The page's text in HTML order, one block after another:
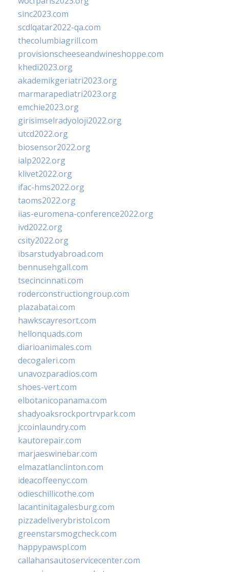
sinc2023.com
scdlqatar2022-qa.com
thecolumbiagrill.com
provisionscheeseandwineshoppe.com
khedi2023.org
akademikgeriatri2023.org
marmarapediatri2023.org
emchie2023.org
girisimselradyoloji2022.org
utcd2022.org
biosensor2022.org
ialp2022.org
klivet2022.org
ifac-hms2022.org
taoms2022.org
iias-euromena-conference2022.org
ivd2022.org
csity2022.org
ibsarstudyabroad.com
bennusehgall.com
tsecincinnati.com
roderconstructiongroup.com
plazabatai.com
hawkscayresort.com
hellonquads.com
diarioanimales.com
decogaleri.com
unavozparadios.com
shoes-vert.com
elbotanicopanama.com
shadyoaksrockportrvpark.com
jccoinlaundry.com
kautorepair.com
marjaeswinebar.com
elmazatlanclinton.com
ideacoffeenyc.com
odieschillicothe.com
lacantinitagalesburg.com
pizzadeliverybristol.com
greenstarsmogcheck.com
happypawspl.com
callahansautoservicecenter.com